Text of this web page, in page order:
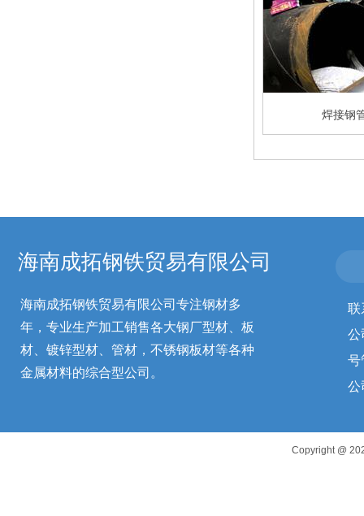
焊接钢
海南成拓钢铁贸易有限公司专注钢材多
年，专业生产加工销售各大钢厂型材、板
材、镀锌型材、管材，不锈钢板材等各种
金属材料的综合型公司。
联
公
号
公
海南成拓钢铁贸易有限公司
Copyright @